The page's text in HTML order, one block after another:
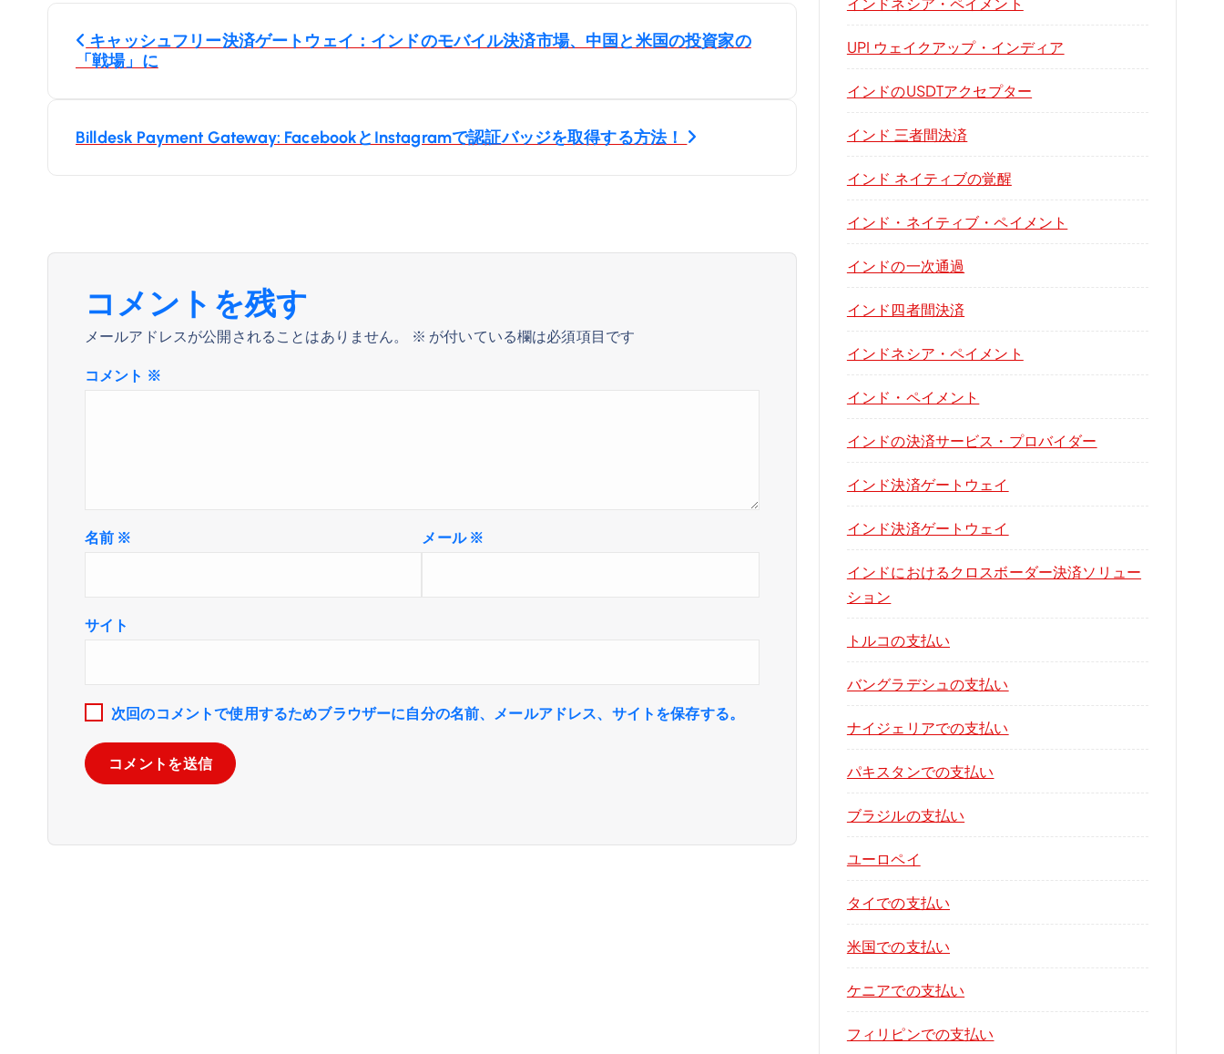
投
稿
ナ
シ
ョ
キャッシュフリー決済ゲートウェイ：インドのモバイル決済市場、中国と米国の投資家の
「戦場」に
Billdesk Payment Gateway: FacebookとInstagramで認証バッジを取得する方法！
コメントを残す
メールアドレスが公開されることはありません。 ※ が付いている欄は必須項目です
コメント ※
名前 ※ メール※
サイト
次回のコメントで使用するためブラウザーに自分の名前、メールアドレス、サイトを保存する。
UPI ウェイクアップ・インディア
インドのUSDTアクセプター
インド 三者間決済
インド ネイティブの覚醒
インド・ネイティブ・ペイメント
インドの一次通過
インド四者間決済
インドネシア・ペイメント
インド・ペイメント
インドの決済サービス・プロバイダー
インド決済ゲートウェイ
インド決済ゲートウェイ
インドにおけるクロスボーダー決済ソリュー
ション
トルコの支払い
バングラデシュの支払い
ナイジェリアでの支払い
パキスタンでの支払い
ブラジルの支払い
ユーロペイ
タイでの支払い
米国での支払い
ケニアでの支払い
フィリピンでの支払い